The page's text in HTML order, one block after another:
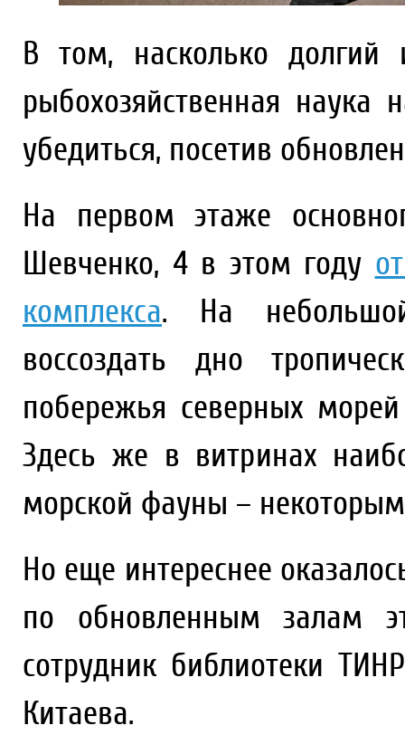
В том, насколько долгий
рыбохозяйственная
убедиться, посетив
На первом этаже
Шевченко, 4 в этом году
комплекса. На
воссоздать дно
побережья северных
Здесь же в витринах
морской фауны –
Но еще интереснее
по обновленным залам
сотрудник библиотеки
Китаева.